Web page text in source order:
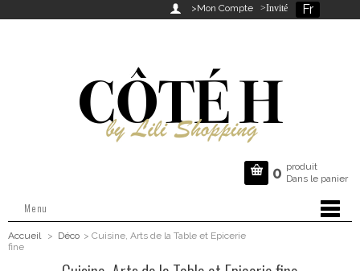
Fr
 >Mon Compte >Invité
 0 produit
Dans le panier
Menu
Accueil > Déco > Cuisine, Arts de la Table et Epicerie
fine